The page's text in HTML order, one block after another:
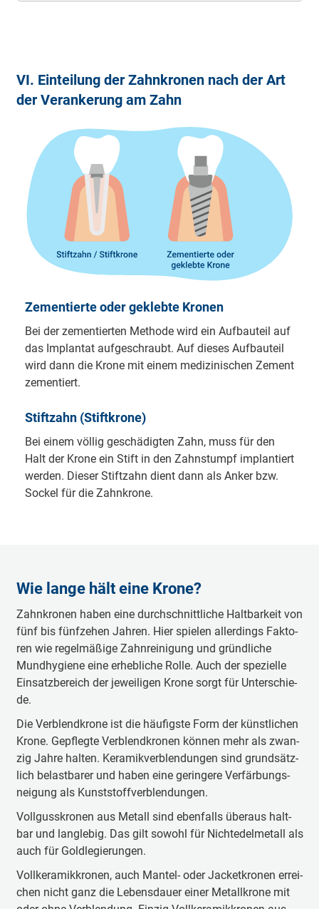
VI. Ein­tei­lung der Zahn­kro­nen nach der Art
der Ver­an­ke­rung am Zahn
Ze­men­tier­te oder ge­kleb­te Kro­nen
Bei der ze­men­tier­ten Me­tho­de wird ein Auf­bau­teil auf
das Im­plan­tat auf­ge­schraubt. Auf die­ses Auf­bau­teil
wird dann die Kro­ne mit einem me­di­zi­ni­schen Ze­ment
ze­men­tier­t.
Stift­zahn (Stift­kro­ne)
Bei einem völ­lig ge­schä­dig­ten Zahn, muss für den
Halt der Kro­ne ein Stift in den Zahn­stumpf im­plan­tiert
wer­den. Die­ser Stift­zahn dient dann als An­ker bzw.
So­ckel für die Zahn­kro­ne.
Wie lange hält eine Krone?
Zahn­kro­nen ha­ben eine durch­schnitt­li­che Halt­bar­keit von
fünf bis fünf­ze­hen Jah­ren. Hier spie­len al­ler­dings Fak­to­
ren wie re­gel­mä­ßi­ge Zahn­rei­ni­gung und gründ­li­che
Mund­hy­gi­e­ne eine er­heb­li­che Rol­le. Auch der spe­zi­el­le
Ein­satz­be­reich der je­wei­li­gen Kro­ne sorgt für Un­ter­schie­
de.
Die Ver­blend­kro­ne ist die häu­figs­te Form der künst­li­chen
Kro­ne. Ge­pfleg­te Ver­blend­kro­nen kön­nen mehr als zwan­
zig Jah­re hal­ten. Ke­ra­mik­ver­blen­dun­gen sind grund­sätz­
lich be­last­ba­rer und ha­ben eine ge­rin­ge­re Ver­fär­bungs­
nei­gung als Kunst­stoff­ver­blen­dun­gen.
Voll­guss­kro­nen aus Me­tall sind eben­falls über­aus halt­
bar und lang­le­big. Das gilt so­wohl für Nich­te­del­me­tall als
auch für Gold­le­gie­run­gen.
Voll­ke­ra­mik­kro­nen, auch Man­tel- oder Ja­cket­kro­nen er­rei­
chen nicht ganz die Le­bens­dau­er ei­ner Me­tall­kro­ne mit